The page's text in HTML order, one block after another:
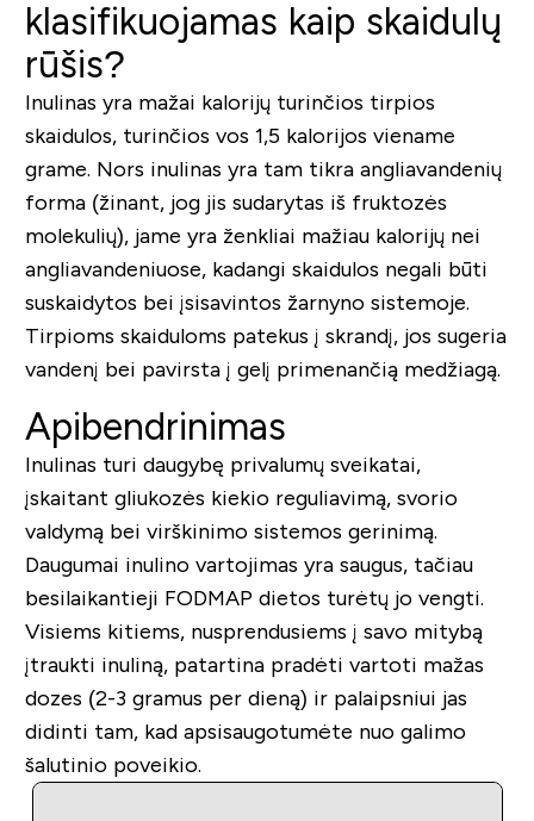
klasifikuojamas kaip skaidulų
rūšis?
Inulinas yra mažai kalorijų turinčios tirpios
skaidulos, turinčios vos 1,5 kalorijos viename
grame. Nors inulinas yra tam tikra angliavandenių
forma (žinant, jog jis sudarytas iš fruktozės
molekulių), jame yra ženkliai mažiau kalorijų nei
angliavandeniuose, kadangi skaidulos negali būti
suskaidytos bei įsisavintos žarnyno sistemoje.
Tirpioms skaiduloms patekus į skrandį, jos sugeria
vandenį bei pavirsta į gelį primenančią medžiagą.
Apibendrinimas
Inulinas turi daugybę privalumų sveikatai,
įskaitant gliukozės kiekio reguliavimą, svorio
valdymą bei virškinimo sistemos gerinimą.
Daugumai inulino vartojimas yra saugus, tačiau
besilaikantieji FODMAP dietos turėtų jo vengti.
Visiems kitiems, nusprendusiems į savo mitybą
įtraukti inuliną, patartina pradėti vartoti mažas
dozes (2-3 gramus per dieną) ir palaipsniui jas
didinti tam, kad apsisaugotumėte nuo galimo
šalutinio poveikio.